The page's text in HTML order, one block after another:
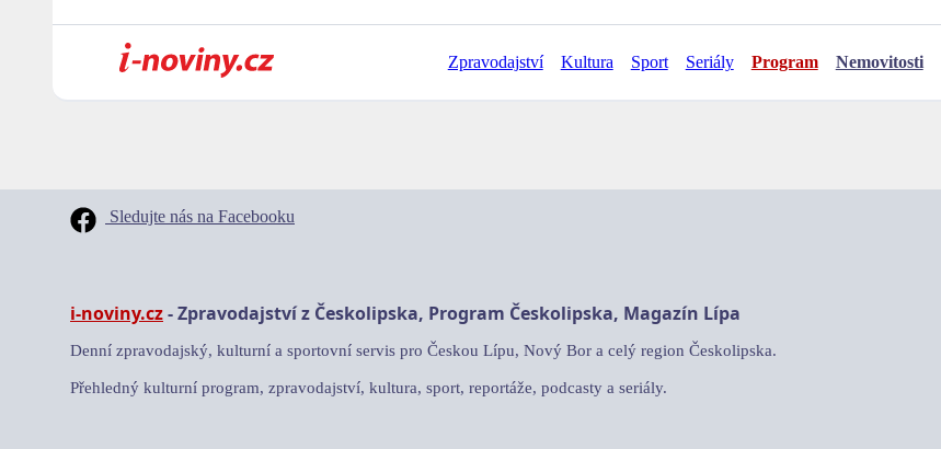
Zpravodajství Kultura Sport Seriály Program Nemovitosti
Sledujte nás na Facebooku
i-noviny.cz- Zpravodajství z Českolipska, Program Českolipska, Magazín Lípa
Denní zpravodajský, kulturní a sportovní servis pro Českou Lípu, Nový Bor a celý region Českolipska.
Přehledný kulturní program, zpravodajství, kultura, sport, reportáže, podcasty a seriály.